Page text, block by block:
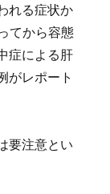
れる症状か
てから容態
症による肝
がレポート
要注意とい